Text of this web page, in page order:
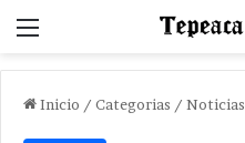
Menu
Inicio / Categorias / Noticias